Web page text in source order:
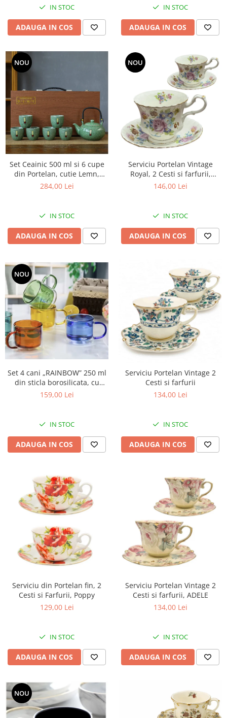
IN STOC
ADAUGA IN COS
IN STOC
ADAUGA IN COS
NOU
Set Ceainic 500 ml si 6 cupe
din Portelan, cutie Lemn,
Verde
284,00 Lei
IN STOC
ADAUGA IN COS
NOU
Serviciu Portelan Vintage
Royal, 2 Cesti si farfurii,
SPRING BOUQUET
146,00 Lei
IN STOC
ADAUGA IN COS
NOU
Set 4 cani „RAINBOW” 250 ml
din sticla borosilicata, cu
perete dublu, multicolor
159,00 Lei
IN STOC
ADAUGA IN COS
Serviciu Portelan Vintage 2
Cesti si farfurii
134,00 Lei
IN STOC
ADAUGA IN COS
Serviciu din Portelan fin, 2
Cesti si Farfurii, Poppy
129,00 Lei
IN STOC
ADAUGA IN COS
Serviciu Portelan Vintage 2
Cesti si farfurii, ADELE
134,00 Lei
IN STOC
ADAUGA IN COS
NOU